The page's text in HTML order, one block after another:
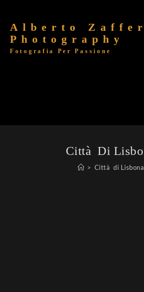
Alberto
Photography
Fotografia Per Passione
Città Di
> Città di Lisbona